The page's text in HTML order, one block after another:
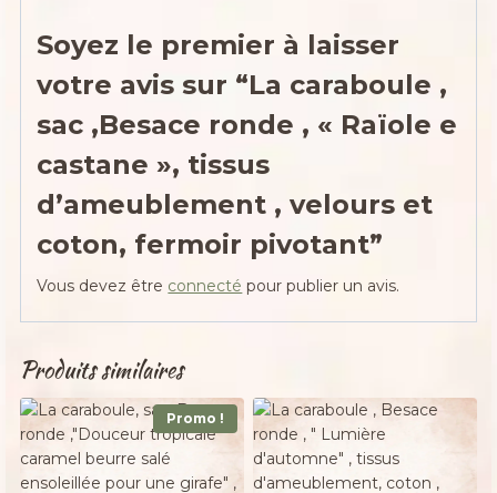
Soyez le premier à laisser
votre avis sur “La caraboule ,
sac ,Besace ronde , « Raïole e
castane », tissus
d’ameublement , velours et
coton, fermoir pivotant”
Vous devez être connecté pour publier un avis.
Produits similaires
Promo !